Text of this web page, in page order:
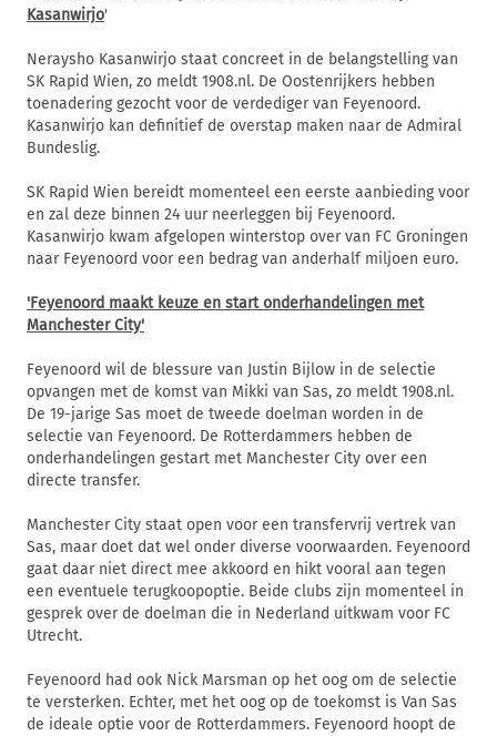
Kasanwirjo'
Neraysho Kasanwirjo staat concreet in de belangstelling van
SK Rapid Wien, zo meldt 1908.nl. De Oostenrijkers hebben
toenadering gezocht voor de verdediger van Feyenoord.
Kasanwirjo kan definitief de overstap maken naar de Admiral
Bundeslig.
SK Rapid Wien bereidt momenteel een eerste aanbieding voor
en zal deze binnen 24 uur neerleggen bij Feyenoord.
Kasanwirjo kwam afgelopen winterstop over van FC Groningen
naar Feyenoord voor een bedrag van anderhalf miljoen euro.
'Feyenoord maakt keuze en start onderhandelingen met
Manchester City'
Feyenoord wil de blessure van Justin Bijlow in de selectie
opvangen met de komst van Mikki van Sas, zo meldt 1908.nl.
De 19-jarige Sas moet de tweede doelman worden in de
selectie van Feyenoord. De Rotterdammers hebben de
onderhandelingen gestart met Manchester City over een
directe transfer.
Manchester City staat open voor een transfervrij vertrek van
Sas, maar doet dat wel onder diverse voorwaarden. Feyenoord
gaat daar niet direct mee akkoord en hikt vooral aan tegen
een eventuele terugkoopoptie. Beide clubs zijn momenteel in
gesprek over de doelman die in Nederland uitkwam voor FC
Utrecht.
Feyenoord had ook Nick Marsman op het oog om de selectie
te versterken. Echter, met het oog op de toekomst is Van Sas
de ideale optie voor de Rotterdammers. Feyenoord hoopt de